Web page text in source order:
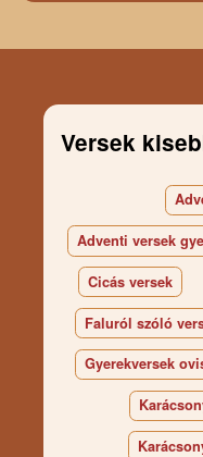
Versek
Adventi versek
Cicás versek
Faluról szóló
Gyerekversek